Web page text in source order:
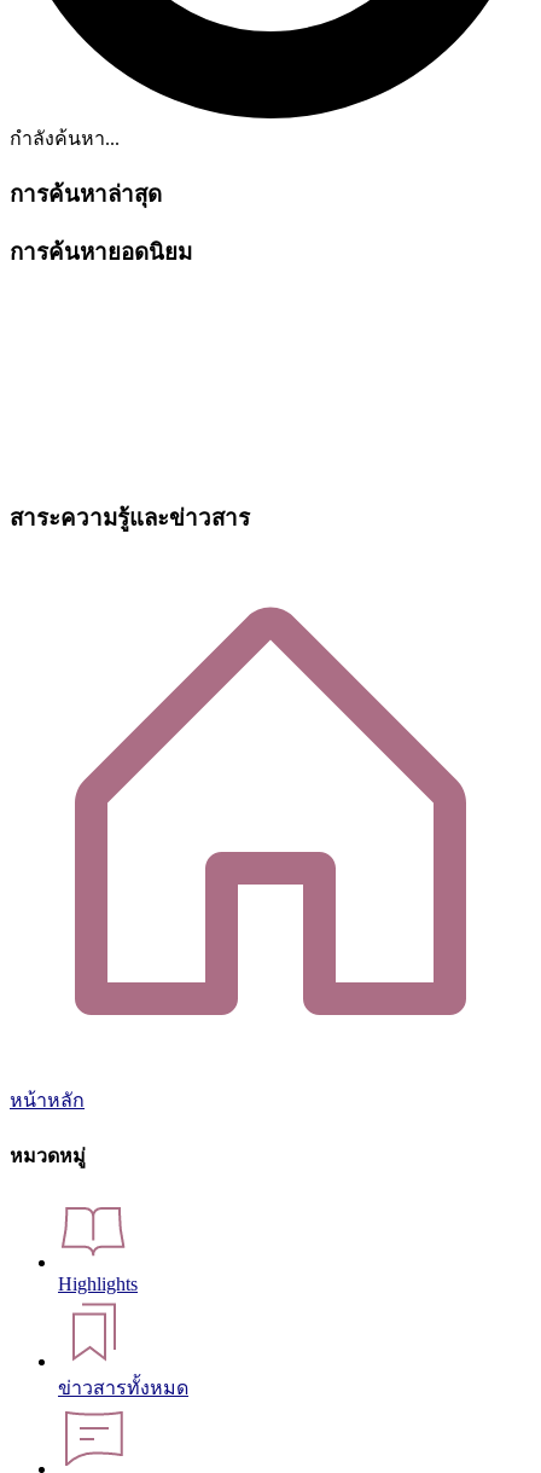
กำลังค้นหา...
การค้นหาล่าสุด
การค้นหายอดนิยม
สาระความรู้และข่าวสาร
หน้าหลัก
หมวดหมู่
Highlights
ข่าวสารทั้งหมด